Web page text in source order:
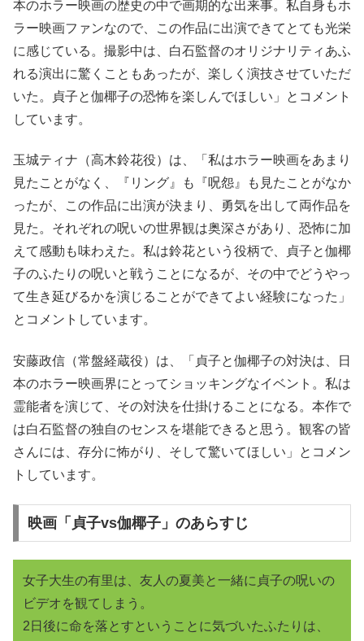
本のホラー映画の歴史の中で画期的な出来事。私自身もホ
ラー映画ファンなので、この作品に出演できてとても光栄
に感じている。撮影中は、白石監督のオリジナリティあふ
れる演出に驚くこともあったが、楽しく演技させていただ
いた。貞子と伽椰子の恐怖を楽しんでほしい」とコメント
しています。
玉城ティナ（高木鈴花役）は、「私はホラー映画をあまり
見たことがなく、『リング』も『呪怨』も見たことがなか
ったが、この作品に出演が決まり、勇気を出して両作品を
見た。それぞれの呪いの世界観は奥深さがあり、恐怖に加
えて感動も味わえた。私は鈴花という役柄で、貞子と伽椰
子のふたりの呪いと戦うことになるが、その中でどうやっ
て生き延びるかを演じることができてよい経験になった」
とコメントしています。
安藤政信（常盤経蔵役）は、「貞子と伽椰子の対決は、日
本のホラー映画界にとってショッキングなイベント。私は
霊能者を演じて、その対決を仕掛けることになる。本作で
は白石監督の独自のセンスを堪能できると思う。観客の皆
さんには、存分に怖がり、そして驚いてほしい」とコメン
トしています。
映画「貞子vs伽椰子」のあらすじ
女子大生の有里は、友人の夏美と一緒に貞子の呪いの
ビデオを観てしまう。
2日後に命を落とすということに気づいたふたりは、